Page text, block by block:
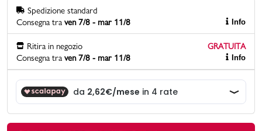
contatti
Gift card
Spedizione standard
Consegna tra ven 7/8 - mar 11/8 Info
Ritira in negozio
GRATUITA
Consegna tra ven 7/8 - mar 11/8 Info